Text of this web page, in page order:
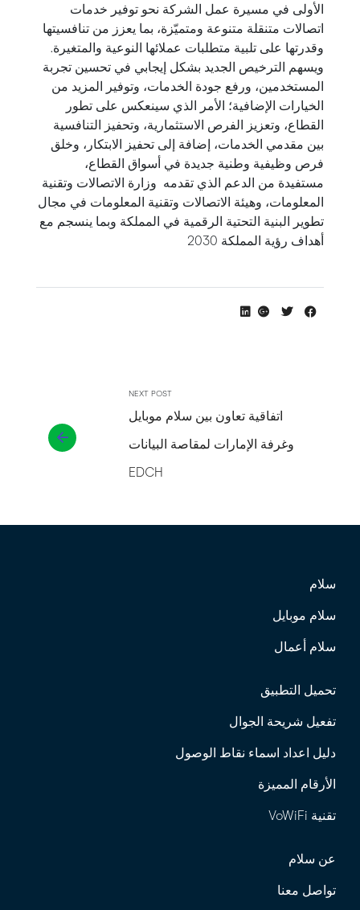
الأولى في مسيرة عمل الشركة نحو توفير خدمات
اتصالات متنقلة متنوعة ومتميّزة، بما يعزز من تنافسيتها
وقدرتها على تلبية متطلبات عملائها النوعية والمتغيرة.
ويسهم الترخيص الجديد بشكل إيجابي في تحسين تجربة
المستخدمين، ورفع جودة الخدمات، وتوفير المزيد من
الخيارات الإضافية؛ الأمر الذي سينعكس على تطور
القطاع، وتعزيز الفرص الاستثمارية، وتحفيز التنافسية
بين مقدمي الخدمات، إضافة إلى تحفيز الابتكار، وخلق
فرص وظيفية وطنية جديدة في أسواق القطاع،
مستفيدة من الدعم الذي تقدمه وزارة الاتصالات وتقنية
المعلومات، وهيئة الاتصالات وتقنية المعلومات في مجال
تطوير البنية التحتية الرقمية في المملكة وبما ينسجم مع
أهداف رؤية المملكة 2030
NEXT POST
اتفاقية تعاون بين سلام موبايل
وغرفة الإمارات لمقاصة البيانات
EDCH
سلام
سلام موبايل
سلام أعمال
تحميل التطبيق
تفعيل شريحة الجوال
دليل اعداد اسماء نقاط الوصول
الأرقام المميزة
تقنية VoWiFi
عن سلام
تواصل معنا